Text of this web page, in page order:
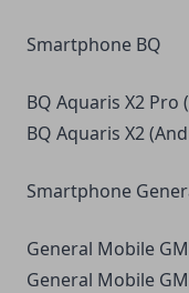
Smartphone BQ
BQ Aquaris X2 Pro
BQ Aquaris X2
Smartphone
General Mobile
General Mobile